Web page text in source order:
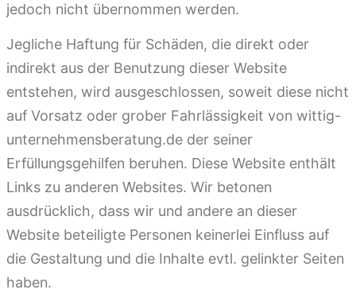
jedoch nicht übernommen werden.
Jegliche Haftung für Schäden, die direkt oder
indirekt aus der Benutzung dieser Website
entstehen, wird ausgeschlossen, soweit diese nicht
auf Vorsatz oder grober Fahrlässigkeit von wittig-
unternehmensberatung.de der seiner
Erfüllungsgehilfen beruhen. Diese Website enthält
Links zu anderen Websites. Wir betonen
ausdrücklich, dass wir und andere an dieser
Website beteiligte Personen keinerlei Einfluss auf
die Gestaltung und die Inhalte evtl. gelinkter Seiten
haben.